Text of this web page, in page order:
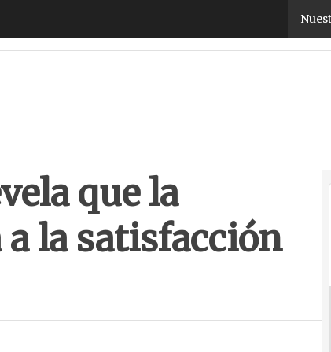
que la formación va ligada a la satisfacción
que la
la satisfacción